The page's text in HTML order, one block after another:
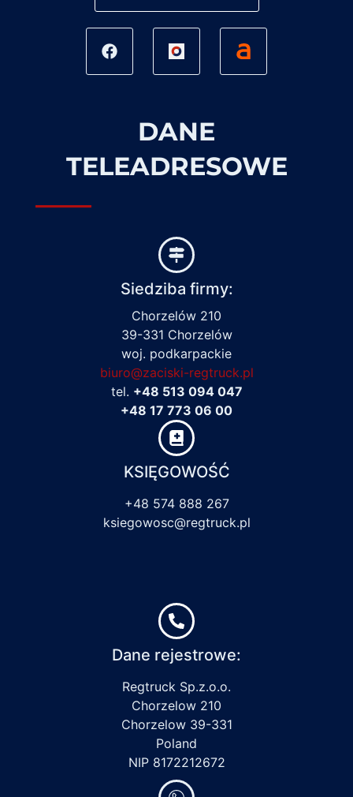
DANE
TELEADRESOWE
Siedziba firmy:
Chorzelów 210
39-331 Chorzelów
woj. podkarpackie
biuro@zaciski-regtruck.pl
tel. +48 513 094 047
+48 17 773 06 00
KSIĘGOWOŚĆ
+48 574 888 267
ksiegowosc@regtruck.pl
Dane rejestrowe:
Regtruck Sp.z.o.o.
Chorzelow 210
Chorzelow 39-331
Poland
NIP 8172212672